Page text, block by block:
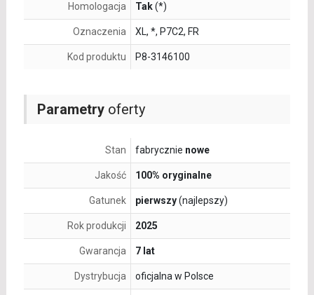
Parametryoferty
Stan fabrycznie nowe
Jakość 100% oryginalne
Gatunek pierwszy(najlepszy)
Rok produkcji 2025
Gwarancja 7 lat
Dystrybucja oficjalna w Polsce
Homologacja Tak(*)
Oznaczenia XL, *, P7C2, FR
Kod produktu P8-3146100